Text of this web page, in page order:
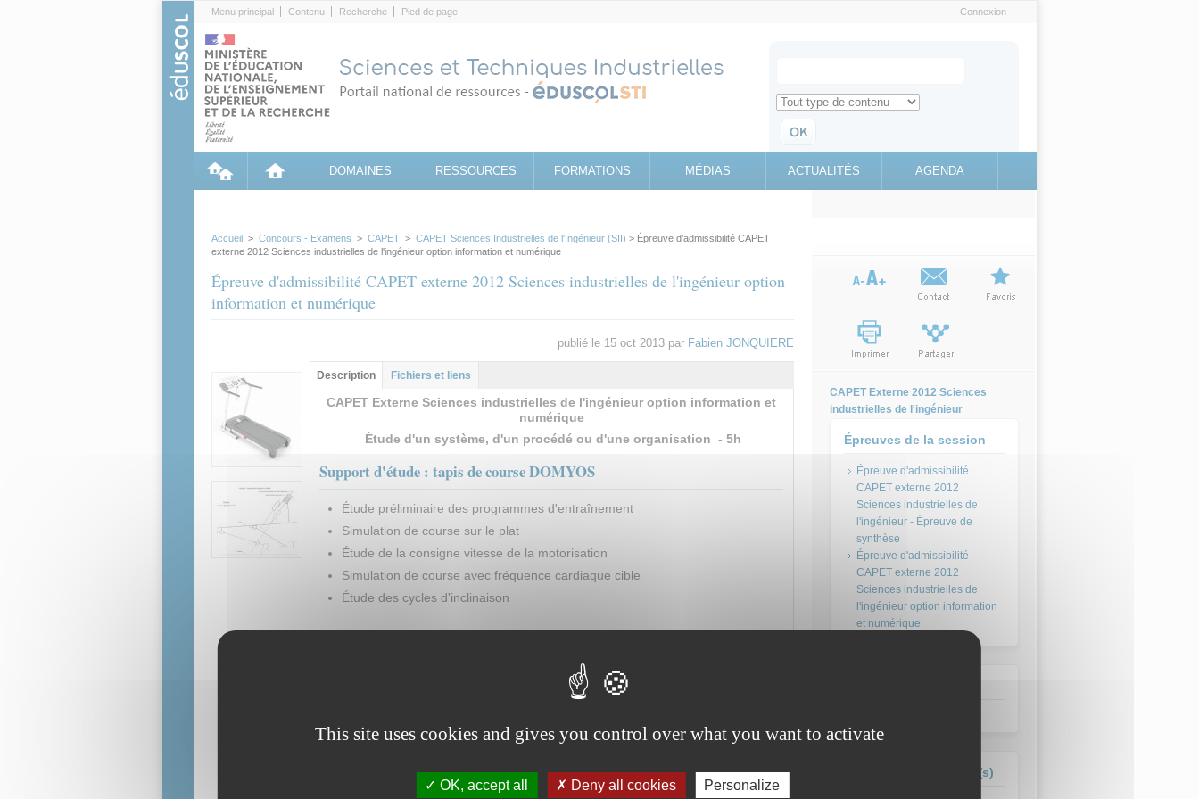
Menu principal Contenu Recherche Pied de page Connexion
Search for
Retrouvez toute l'information sur le site education.gouv.fr
DOMAINES RESSOURCES FORMATIONS MÉDIAS ACTUALITÉS AGENDA
Accueil > Concours - Examens > CAPET > CAPET Sciences Industrielles de l'Ingénieur (SII) > Épreuve d'admissibilité CAPET
externe 2012 Sciences industrielles de l'ingénieur option information et numérique
Épreuve d'admissibilité CAPET externe 2012 Sciences industrielles de l'ingénieur option
information et numérique
publié le 15 oct 2013 par Fabien JONQUIERE
Groupe principal
Description (onglet
actif)
Fichiers et liens
CAPET Externe Sciences industrielles de l'ingénieur option information et
numérique
Étude d'un système, d'un procédé ou d'une organisation - 5h
Support d'étude : tapis de course DOMYOS
Étude préliminaire des programmes d'entraînement
Simulation de course sur le plat
Étude de la consigne vitesse de la motorisation
Simulation de course avec fréquence cardiaque cible
​Étude des cycles d'inclinaison
CAPET Externe 2012 Sciences
industrielles de l'ingénieur
Épreuves de la session
Épreuve d'admissibilité
CAPET externe 2012
Sciences industrielles de
l'ingénieur - Épreuve de
synthèse
Épreuve d'admissibilité
CAPET externe 2012
Sciences industrielles de
l'ingénieur option information
et numérique
Formation(s) concernée(s)
This site uses cookies and gives you control over what you want to activate
OK, accept all Deny all cookies Personalize